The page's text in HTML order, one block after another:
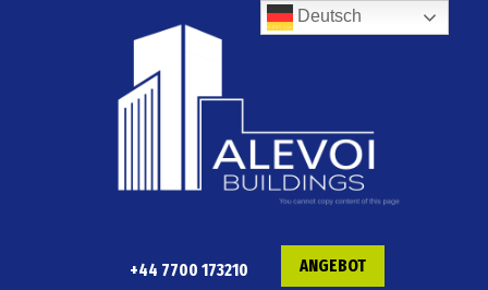
+44 7700 173210 ANGEBOT
Deutsch